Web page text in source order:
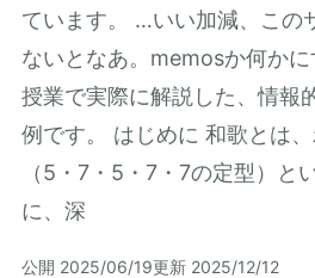
ています。 …いい加減、この
ないとなあ。memosか何かに
授業で実際に解説した、情報
例です。 はじめに 和歌とは
（5・7・5・7・7の定型）と
に、深
公開 2025/06/19更新 2025/12/12